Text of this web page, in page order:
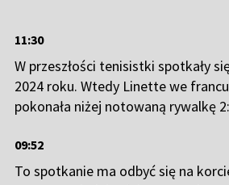
11:30
W przeszłości tenisistki spotkały
2024 roku. Wtedy Linette we
pokonała niżej notowaną rywalkę
09:52
To spotkanie ma odbyć się na